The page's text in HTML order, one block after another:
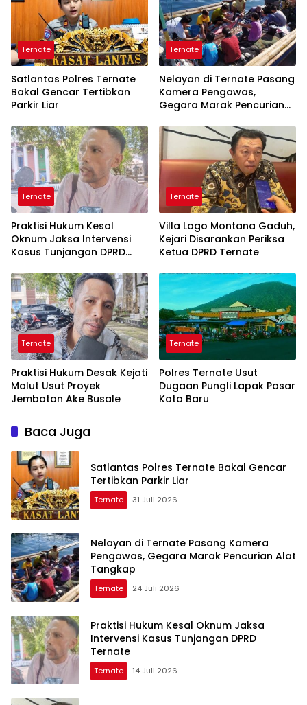
Ternate
Satlantas Polres Ternate
Bakal Gencar Tertibkan
Parkir Liar
Ternate
Nelayan di Ternate Pasang
Kamera Pengawas,
Gegara Marak Pencurian
Ternate
Praktisi Hukum Kesal
Oknum Jaksa Intervensi
Kasus Tunjangan DPRD
Ternate
Villa Lago Montana Gaduh,
Kejari Disarankan Periksa
Ketua DPRD Ternate
Ternate
Praktisi Hukum Desak Kejati
Malut Usut Proyek
Jembatan Ake Busale
Ternate
Polres Ternate Usut
Dugaan Pungli Lapak Pasar
Kota Baru
Baca Juga
Satlantas Polres Ternate Bakal Gencar
Tertibkan Parkir Liar
Ternate 31 Juli 2026
Nelayan di Ternate Pasang Kamera
Pengawas, Gegara Marak Pencurian Alat
Tangkap
Ternate 24 Juli 2026
Praktisi Hukum Kesal Oknum Jaksa
Intervensi Kasus Tunjangan DPRD
Ternate
Ternate 14 Juli 2026